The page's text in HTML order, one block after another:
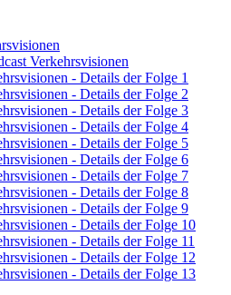
Verkehrsvisionen
- Details der Folge 1
- Details der Folge 2
- Details der Folge 3
- Details der Folge 4
- Details der Folge 5
- Details der Folge 6
- Details der Folge 7
- Details der Folge 8
- Details der Folge 9
- Details der Folge 10
- Details der Folge 11
- Details der Folge 12
- Details der Folge 13